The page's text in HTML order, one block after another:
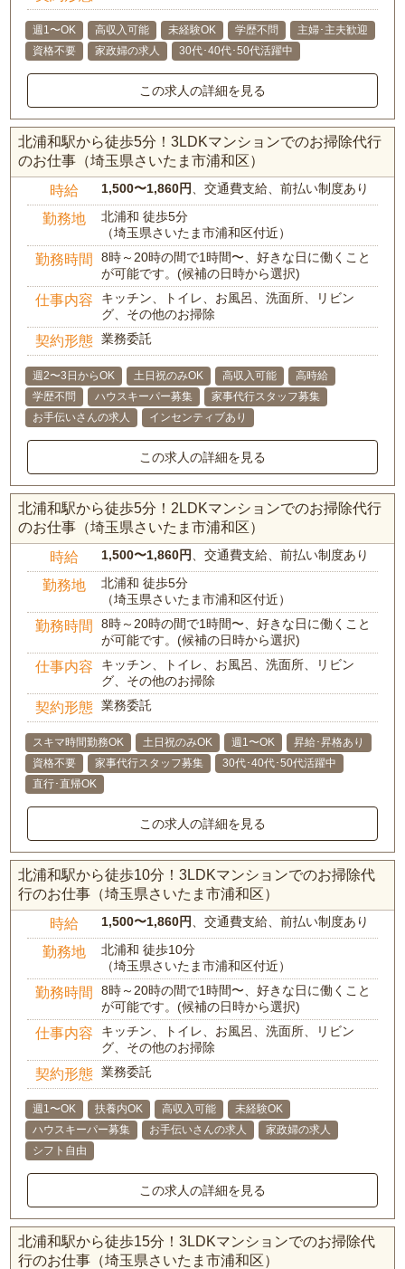
週1〜OK 高収入可能 未経験OK 学歴不問
主婦･主夫歓迎
資格不要
家政婦の求人 30代･40代･50代活躍中
この求人の詳細を見る
北浦和駅から徒歩5分！3LDKマンションでのお掃除代行
のお仕事（埼玉県さいたま市浦和区）
時給 1,500〜1,860円 、交通費支給、前払い制度あり
勤務地
北浦和 徒歩5分
（埼玉県さいたま市浦和区付近）
勤務時間
8時～20時の間で1時間〜、好きな日に働くこと
が可能です。(候補の日時から選択)
仕事内容
キッチン、トイレ、お風呂、洗面所、リビン
グ、その他のお掃除
契約形態 業務委託
週2〜3日からOK 土日祝のみOK 高収入可能
高時給
学歴不問
ハウスキーパー募集
家事代行スタッフ募集
お手伝いさんの求人
インセンティブあり
この求人の詳細を見る
北浦和駅から徒歩5分！2LDKマンションでのお掃除代行
のお仕事（埼玉県さいたま市浦和区）
時給 1,500〜1,860円 、交通費支給、前払い制度あり
勤務地
北浦和 徒歩5分
（埼玉県さいたま市浦和区付近）
勤務時間
8時～20時の間で1時間〜、好きな日に働くこと
が可能です。(候補の日時から選択)
仕事内容
キッチン、トイレ、お風呂、洗面所、リビン
グ、その他のお掃除
契約形態 業務委託
スキマ時間勤務OK 土日祝のみOK 週1〜OK
昇給･昇格あり
資格不要
家事代行スタッフ募集
30代･40代･50代活躍中
直行･直帰OK
この求人の詳細を見る
北浦和駅から徒歩10分！3LDKマンションでのお掃除代
行のお仕事（埼玉県さいたま市浦和区）
時給 1,500〜1,860円 、交通費支給、前払い制度あり
勤務地
北浦和 徒歩10分
（埼玉県さいたま市浦和区付近）
勤務時間
8時～20時の間で1時間〜、好きな日に働くこと
が可能です。(候補の日時から選択)
仕事内容
キッチン、トイレ、お風呂、洗面所、リビン
グ、その他のお掃除
契約形態 業務委託
週1〜OK 扶養内OK 高収入可能
未経験OK
ハウスキーパー募集
お手伝いさんの求人
家政婦の求人
シフト自由
この求人の詳細を見る
北浦和駅から徒歩15分！3LDKマンションでのお掃除代
行のお仕事（埼玉県さいたま市浦和区）